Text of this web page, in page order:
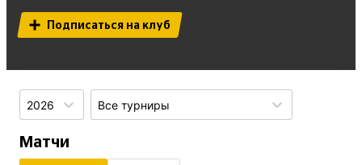
Подписаться на клуб
2026 Все турниры
Матчи